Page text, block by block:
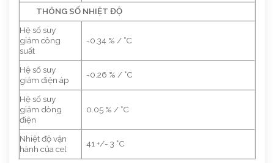
THÔNG SỐ NHIỆT ĐỘ
Hệ số suy
giảm công
suất
-0.34 % / °C
Hệ số suy
giảm điện áp
-0.26 % / °C
Hệ số suy
giảm dòng
điện
0.05 % / °C
Nhiệt độ vận
hành của cel
41 +/- 3 °C